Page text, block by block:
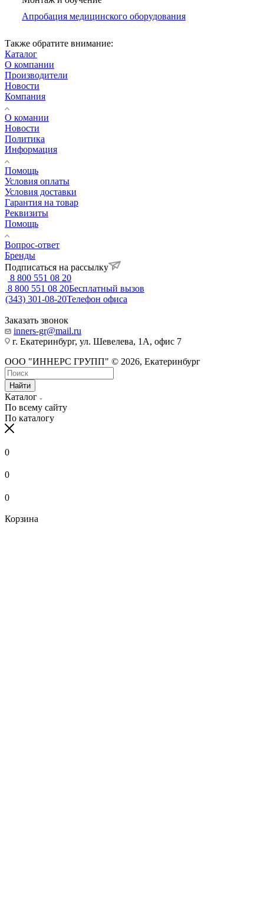
Апробация медицинского оборудования
Также обратите внимание:
Каталог
О компании
Производители
Новости
Компания
О комании
Новости
Политика
Информация
Помощь
Условия оплаты
Условия доставки
Гарантия на товар
Реквизиты
Помощь
Вопрос-ответ
Бренды
Подписаться на рассылку
8 800 551 08 20
8 800 551 08 20Бесплатный вызов
(343) 301-08-20Телефон офиса
Заказать звонок
inners-gr@mail.ru
г. Екатеринбург, ул. Шевелева, 1А, офис 7
ООО "ИННЕРС ГРУПП" © 2026, Екатеринбург
Найти
Каталог
По всему сайту
По каталогу
0
0
0
Корзина